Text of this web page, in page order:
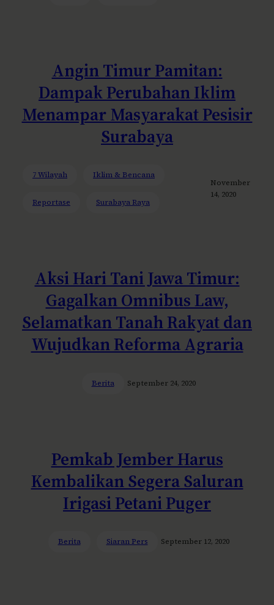
Angin Timur Pamitan:
Dampak Perubahan Iklim
Menampar Masyarakat Pesisir
Surabaya
7 Wilayah Iklim & Bencana
Reportase Surabaya Raya
November
14, 2020
Aksi Hari Tani Jawa Timur:
Gagalkan Omnibus Law,
Selamatkan Tanah Rakyat dan
Wujudkan Reforma Agraria
Berita September 24, 2020
Pemkab Jember Harus
Kembalikan Segera Saluran
Irigasi Petani Puger
Berita Siaran Pers September 12, 2020